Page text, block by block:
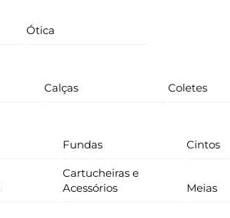
Ótica
Calças Coletes
Fundas Cintos
Cartucheiras e
Acessórios
Meias